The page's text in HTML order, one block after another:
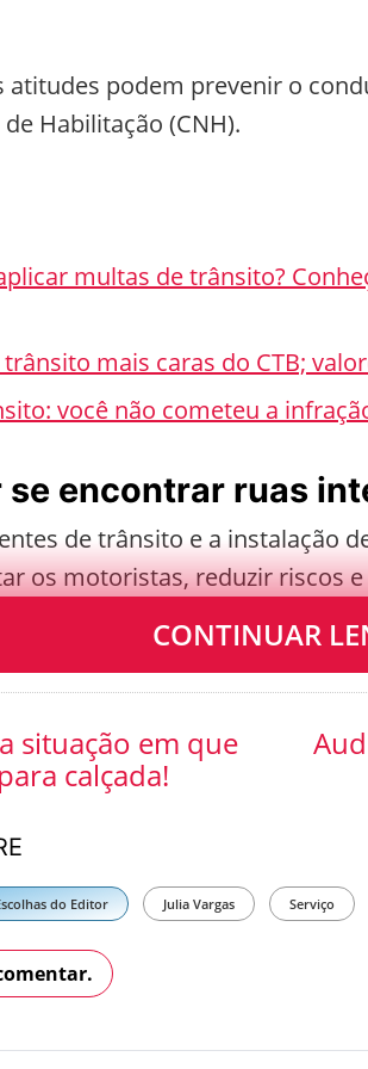
atitudes podem prevenir o
Habilitação (CNH).
multas de trânsito?
mais caras do CTB;
você não cometeu a
se encontrar ruas
de trânsito e a instalação
os motoristas, reduzir riscos
encontrar uma rua interditada,
CONTINUAR
situação em que
calçada!
do Editor Julia Vargas Serviço